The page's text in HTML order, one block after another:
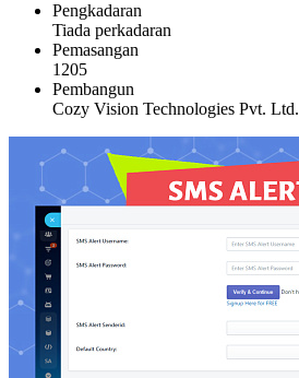
Pengkadaran
Tiada perkadaran
Pemasangan
1205
Pembangun
Cozy Vision Technologies Pvt. Ltd.